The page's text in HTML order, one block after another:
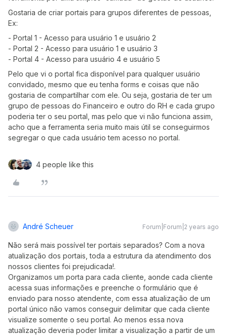
Gostaria de criar portais para grupos diferentes de pessoas,
Ex:
- Portal 1 - Acesso para usuário 1 e usuário 2
- Portal 2 - Acesso para usuário 1 e usuário 3
- Portal 4 - Acesso para usuário 4 e usuário 5
Pelo que vi o portal fica disponível para qualquer usuário
convidado, mesmo que eu tenha forms e coisas que não
gostaria de compartilhar com ele. Ou seja, gostaria de ter um
grupo de pessoas do Financeiro e outro do RH e cada grupo
poderia ter o seu portal, mas pelo que vi não funciona assim,
acho que a ferramenta seria muito mais útil se conseguirmos
segregar o que cada usuário tem acesso no portal.
4 people like this
André Scheuer Forum|Forum|2 years ago
Não será mais possível ter portais separados? Com a nova
atualização dos portais, toda a estrutura da atendimento dos
nossos clientes foi prejudicada!.
Organizamos um porta para cada cliente, aonde cada cliente
acessa suas informações e preenche o formulário que é
enviado para nosso atendente, com essa atualização de um
portal único não vamos conseguir delimitar que cada cliente
visualize somente o seu portal. Ao menos essa nova
atualização deveria poder limitar a visualização a partir de um